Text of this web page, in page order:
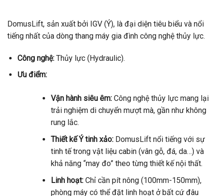
DomusLift, sản xuất bởi IGV (Ý), là đại diện tiêu biểu và nổi
tiếng nhất của dòng thang máy gia đình công nghệ thủy lực.
Công nghệ:Thủy lực (Hydraulic).
Ưu điểm:
Vận hành siêu êm:Công nghệ thủy lực mang lại
trải nghiệm di chuyển mượt mà, gần như không
rung lắc.
Thiết kế Ý tinh xảo:DomusLift nổi tiếng với sự
tinh tế trong vật liệu cabin (vân gỗ, đá, da…) và
khả năng “may đo” theo từng thiết kế nội thất.
Linh hoạt:Chỉ cần pít nông (100mm-150mm),
phòng máy có thể đặt linh hoạt ở bất cứ đâu